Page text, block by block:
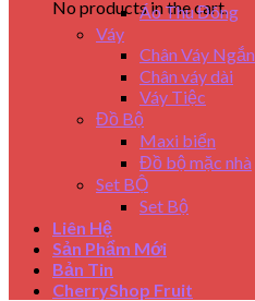
No products in the cart.
Áo Thu Đông
Váy
Chân Váy Ngắn
Chân váy dài
Váy Tiệc
Đồ Bộ
Maxi biển
Đồ bộ mặc nhà
Set BỘ
Set Bộ
Liên Hệ
Sản Phẩm Mới
Bản Tin
CherryShop Fruit